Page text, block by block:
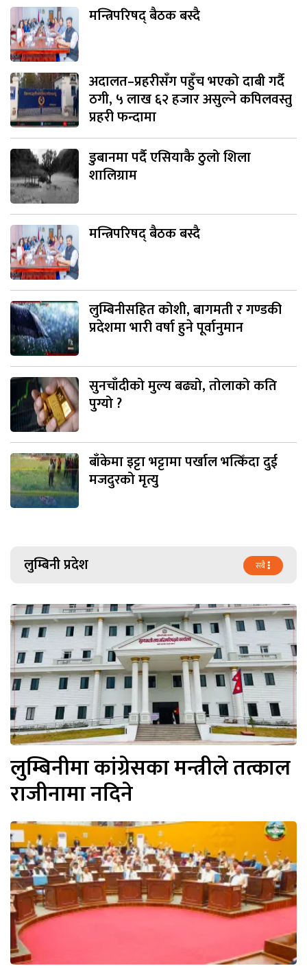
मन्त्रिपरिषद् बैठक बस्दै
अदालत–प्रहरीसँग पहुँच भएको दाबी गर्दै
ठगी, ५ लाख ६२ हजार असुल्ने कपिलवस्तु
प्रहरी फन्दामा
डुबानमा पर्दै एसियाकै ठुलो शिला
शालिग्राम
मन्त्रिपरिषद् बैठक बस्दै
लुम्बिनीसहित कोशी, बागमती र गण्डकी
प्रदेशमा भारी वर्षा हुने पूर्वानुमान
सुनचाँदीको मुल्य बढ्यो, तोलाको कति
पुग्यो ?
बाँकेमा इट्टा भट्टामा पर्खाल भत्किँदा दुई
मजदुरको मृत्यु
लुम्बिनी प्रदेश सबै
लुम्बिनीमा कांग्रेसका मन्त्रीले तत्काल
राजीनामा नदिने